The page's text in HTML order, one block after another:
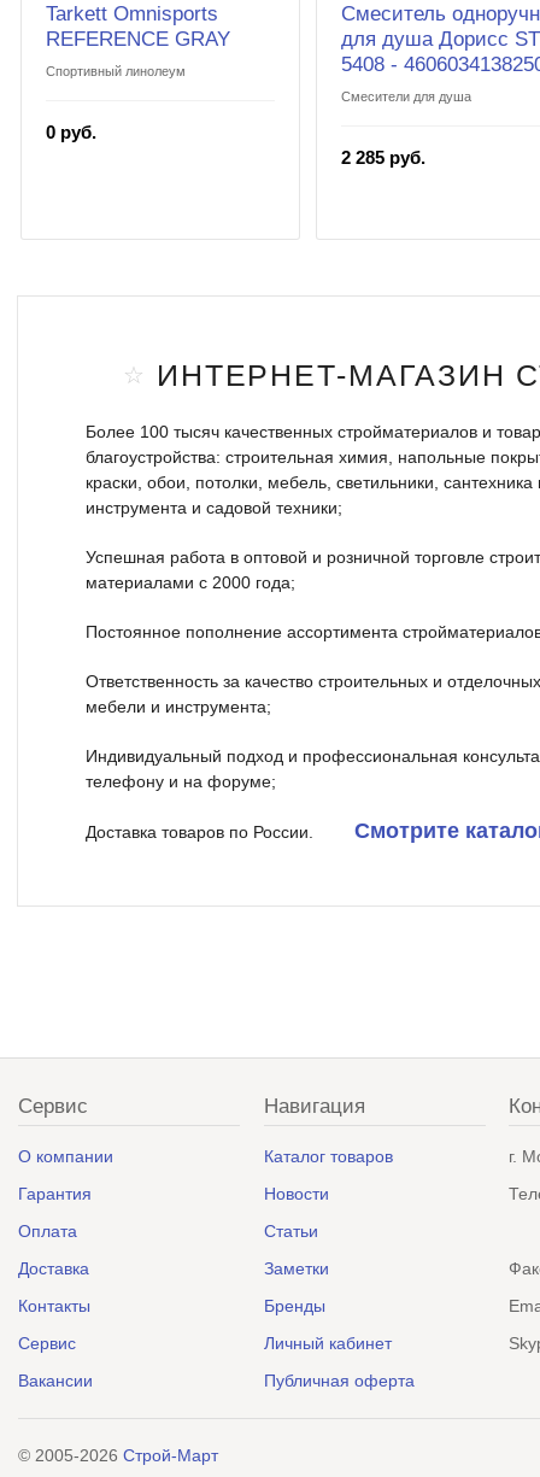
Tarkett Omnisports
REFERENCE GRAY
Спортивный линолеум
0 руб.
Смеситель
для душа Дорисс
5408 -
Смесители для душа
2 285 руб.
ИНТЕРНЕТ-МАГАЗИН
Более 100 тысяч качественных стройматериалов и
благоустройства: строительная химия, напольные
краски, обои, потолки, мебель, светильники,
инструмента и садовой техники;
Успешная работа в оптовой и розничной торговле
материалами с 2000 года;
Постоянное пополнение ассортимента
Ответственность за качество строительных и
мебели и инструмента;
Индивидуальный подход и профессиональная
телефону и на форуме;
Доставка товаров по России. Смотрите
Сервис
О компании
Гарантия
Оплата
Доставка
Контакты
Сервис
Вакансии
Навигация
Каталог товаров
Новости
Статьи
Заметки
Бренды
Личный кабинет
Публичная оферта
г.
© 2005-2026 Строй-Март